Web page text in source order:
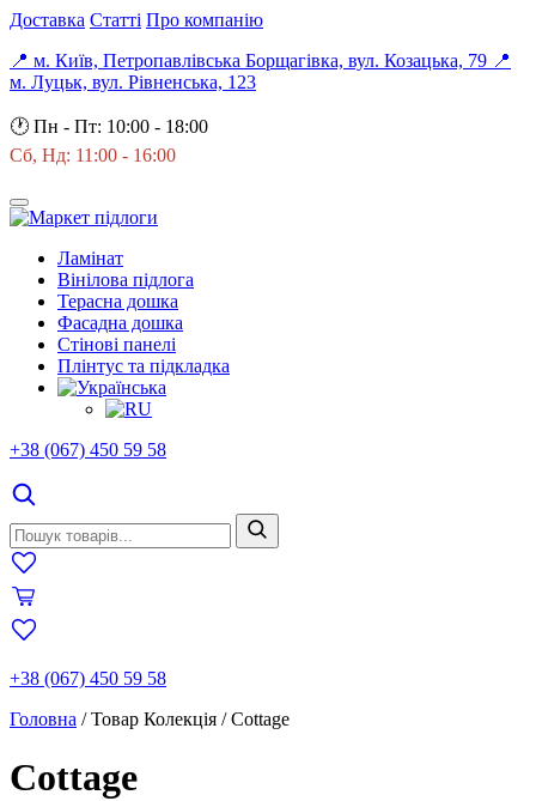
Доставка Статті Про компанію
📍 м. Київ, Петропавлівська Борщагівка, вул. Козацька, 79 📍
м. Луцьк, вул. Рівненська, 123
🕐 Пн - Пт: 10:00 - 18:00
Сб, Нд: 11:00 - 16:00
Ламінат
Вінілова підлога
Терасна дошка
Фасадна дошка
Стінові панелі
Плінтус та підкладка
+38 (067) 450 59 58
+38 (067) 450 59 58
Головна /Товар Колекція /Cottage
Cottage